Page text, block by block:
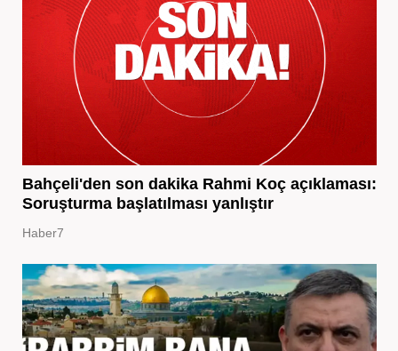
Bahçeli'den son dakika Rahmi Koç açıklaması:
Soruşturma başlatılması yanlıştır
Haber7